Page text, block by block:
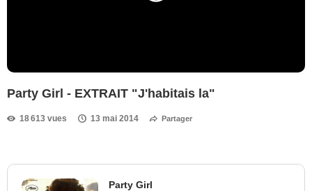
Party Girl - EXTRAIT "J'habitais la"
18 613 vues 13 mai 2014 Partager
Party Girl